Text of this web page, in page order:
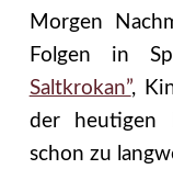
Morgen
Folgen in
Saltkrokan”,
der heutigen
schon zu